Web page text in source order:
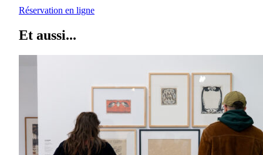
Réservation en ligne
Et aussi...